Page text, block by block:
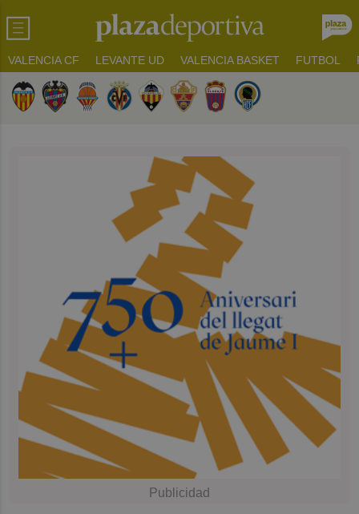
VALENCIA CF LEVANTE UD VALENCIA BASKET FUTBOL